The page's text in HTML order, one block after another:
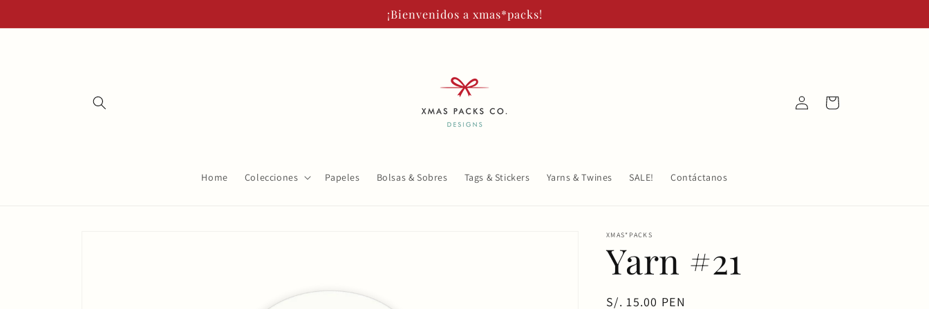
al contenido
¡Bienvenidos a xmas*packs!
Home Colecciones Papeles Bolsas & Sobres Tags & Stickers Yarns & Twines SALE! Contáctanos
sesión
Carrito
XMAS*PACKS
Yarn #21
Precio
S/. 15.00 PEN